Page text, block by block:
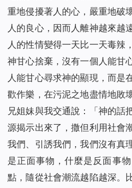
重地侵擾著人的心，嚴重地破
人的良心，因而人離神越來越
人的性情變得一天比一天毒辣
神甘心捨棄，沒有一個人能甘
人能甘心尋求神的顯現，而是
歡作樂，在污泥之地盡情地敗
兄姐妹與我交通說：「神的話
源揭示出來了，撒但利用社會
我們、引誘我們，我們沒有真
是正面事物，什麼是反面事
點，隨從社會潮流越陷越深。